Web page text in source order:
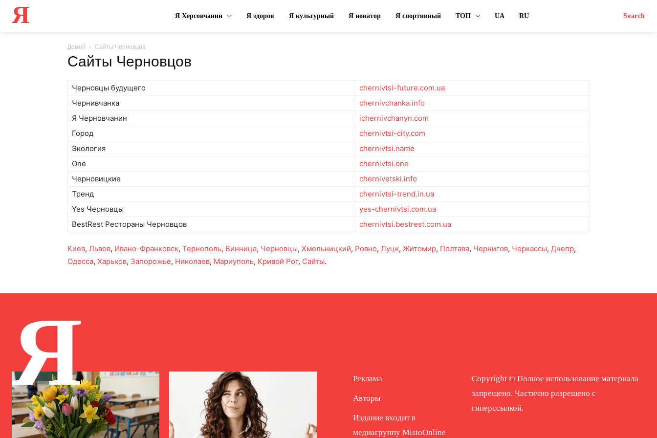
Я Я Херсовчанин Я здоров Я культурный Я новатор Я спортивный ТОП UA RU Search
Домой Сайты Черновцов
Сайты Черновцов
Черновцы будущего
chernivtsi-future.com.ua
Чернивчанка
chernivchanka.info
Я Черновчанин
ichernivchanyn.com
Город
chernivtsi-city.com
Экология
chernivtsi.name
One
chernivtsi.one
Черновицкие
chernivetski.info
Тренд
chernivtsi-trend.in.ua
Yes Черновцы
yes-chernivtsi.com.ua
BestRest Рестораны Черновцов
chernivtsi.bestrest.com.ua
Киев, Львов, Ивано-Франковск, Тернополь, Винница, Черновцы, Хмельницкий, Ровно, Луцк, Житомир, Полтава, Чернигов, Черкассы, Днепр,
Одесса, Харьков, Запорожье, Николаев, Мариуполь, Кривой Рог, Сайты.
Я Реклама
Авторы
Издание входит в
медиагруппу MistoOnline
Copyright © Полное использование материала
запрещено. Частично разрешено с
гиперссылкой.